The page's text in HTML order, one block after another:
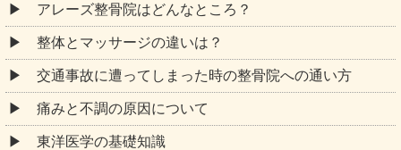
アレーズ整骨院はどんなところ？
整体とマッサージの違いは？
交通事故に遭ってしまった時の整骨院への通い方
痛みと不調の原因について
東洋医学の基礎知識